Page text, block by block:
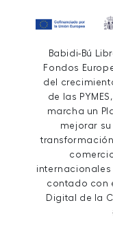
Babidi-Bú
Fondos
del
de las
marcha un
mejorar
internacionales
contado con
Digital de la